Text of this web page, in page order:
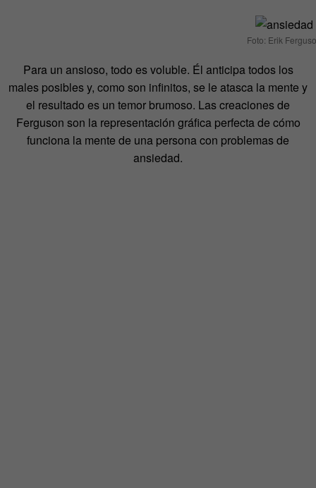
Foto: Erik
Para un ansioso, todo es voluble. Él anticipa todos los
males posibles y, como son infinitos, se le atasca la mente y
el resultado es un temor brumoso. Las creaciones de
Ferguson son la representación gráfica perfecta de cómo
funciona la mente de una persona con problemas de
ansiedad.